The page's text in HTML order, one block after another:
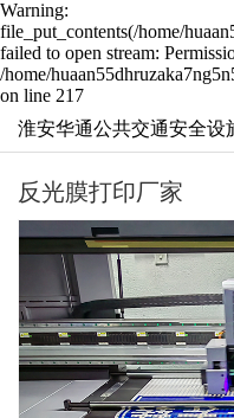
Warning:
file_put_contents(/home/
failed to open stream:
/home/
on line 217
淮安华通公共交通安全设
反光膜打印厂家